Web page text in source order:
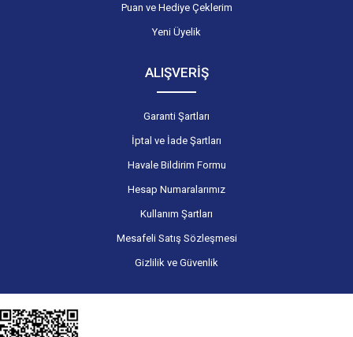
Puan ve Hediye Çeklerim
Yeni Üyelik
ALIŞVERİŞ
Garanti Şartları
İptal ve İade Şartları
Havale Bildirim Formu
Hesap Numaralarımız
Kullanım Şartları
Mesafeli Satış Sözleşmesi
Gizlilik ve Güvenlik